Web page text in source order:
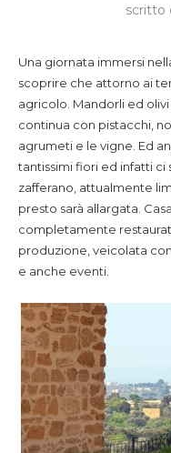
scritto
Una giornata immersi
scoprire che attorno ai
agricolo. Mandorli ed
continua con pistacchi,
agrumeti e le vigne. Ed
tantissimi fiori ed infatti ci
zafferano, attualmente
presto sarà allargata.
completamente
produzione, veicolata
e anche eventi.